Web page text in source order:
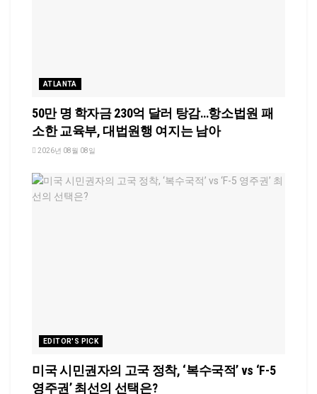
ATLANTA
50만 명 학자금 230억 달러 탕감…항소법원 패
소한 교육부, 대법원행 여지는 남아
2026년 08월 08일
EDITOR'S PICK
미국 시민권자의 고국 정착, ‘복수국적’ vs ‘F-5
영주권’ 최선의 선택은?